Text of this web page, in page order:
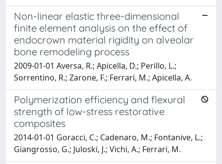
Non-linear elastic three-dimensional
finite element analysis on the effect of
endocrown material rigidity on alveolar
bone remodeling process
2009-01-01 Aversa, R.; Apicella, D.; Perillo, L.;
Sorrentino, R.; Zarone, F.; Ferrari, M.; Apicella, A.
Polymerization efficiency and flexural
strength of low-stress restorative
composites
2014-01-01 Goracci, C.; Cadenaro, M.; Fontanive, L.;
Giangrosso, G.; Juloski, J.; Vichi, A.; Ferrari, M.